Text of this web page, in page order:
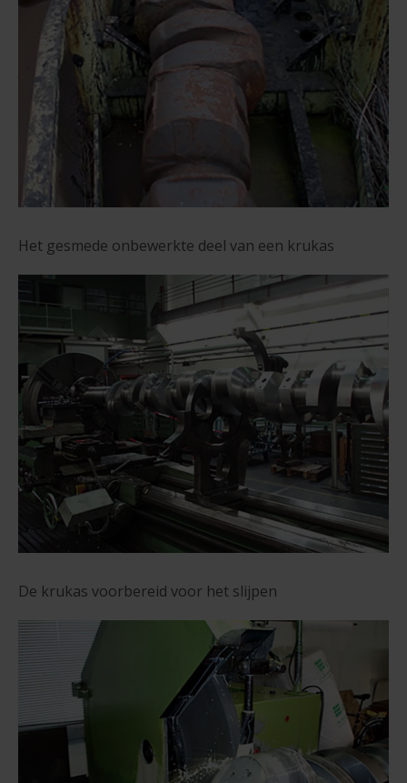
Het gesmede onbewerkte deel van een krukas
De krukas voorbereid voor het slijpen